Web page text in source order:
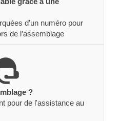
d’un numéro pour
de l’assemblage
?
pour de l'assistance au